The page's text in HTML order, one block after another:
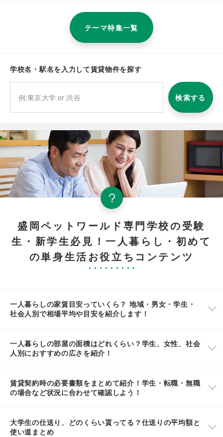
テーマ特集一覧
学校名・駅名を入力して賃貸物件を探す
検索する
盛岡ペットワールド専門学校の受験
生・新学生必見！一人暮らし・初めて
の単身生活お役立ちコンテンツ
一人暮らしの家賃目安っていくら？ 地域・男女・学生・
社会人別で相場平均や目安を紹介します！
一人暮らしの部屋の面積はどれくらい？学生、女性、社会
人別におすすめの広さを紹介！
賃貸契約時の必要書類をまとめて紹介！学生・転職・無職
の場合など状況に合わせて確認しよう！
大学生の仕送り、どのくらい貰ってる？仕送りの平均額と
使い道まとめ